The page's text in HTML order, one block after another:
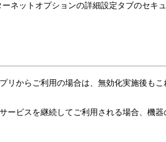
トオプションの詳細設定タブのセキュ
リからご利用の場合は、無効化実施後も
ービスを継続してご利用される場合、機